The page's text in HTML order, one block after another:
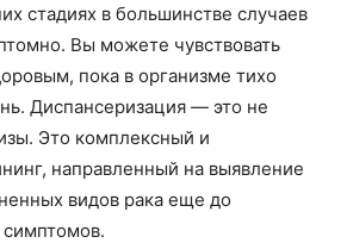
стадиях в большинстве случаев
Вы можете чувствовать
пока в организме тихо
Диспансеризация — это не
Это комплексный и
направленный на выявление
видов рака еще до